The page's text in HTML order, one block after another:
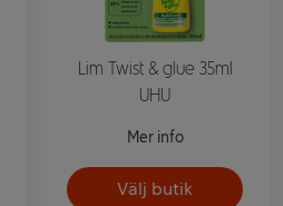
Lim Twist & glue 35ml
UHU
Mer info
Välj butik